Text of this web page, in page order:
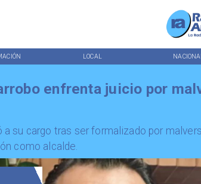
LOCAL NACIONAL
enfrenta juicio por
a su cargo tras ser formalizado por
como alcalde.